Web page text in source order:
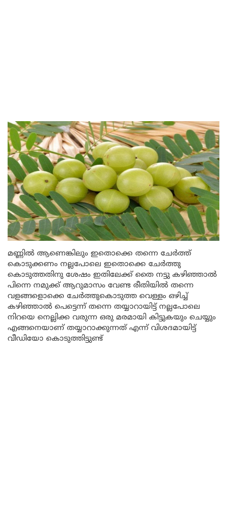
മണ്ണിൽ ആണെങ്കിലും ഇതൊക്കെ തന്നെ ചേർത്ത്
കൊടുക്കണം നല്ലപോലെ ഇതൊക്കെ ചേർത്തു
കൊടുത്തതിനു ശേഷം ഇതിലേക്ക് തൈ നട്ടു കഴിഞ്ഞാൽ
പിന്നെ നമുക്ക് ആറുമാസം വേണ്ട രീതിയിൽ തന്നെ
വളങ്ങളൊക്കെ ചേർത്തുകൊടുത്ത വെള്ളം ഒഴിച്ച്
കഴിഞ്ഞാൽ പെട്ടെന്ന് തന്നെ തയ്യാറായിട്ട് നല്ലപോലെ
നിറയെ നെല്ലിക്ക വരുന്ന ഒരു മരമായി കിട്ടുകയും ചെയ്യും
എങ്ങനെയാണ് തയ്യാറാക്കുന്നത് എന്ന് വിശദമായിട്ട്
വീഡിയോ കൊടുത്തിട്ടുണ്ട്